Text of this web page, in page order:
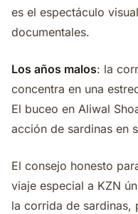
es el espectáculo
documentales.
Los años malos: la
concentra en una
El buceo en Aliwal
acción de sardinas en
El consejo honesto
viaje especial a KZN
la corrida de sardinas,